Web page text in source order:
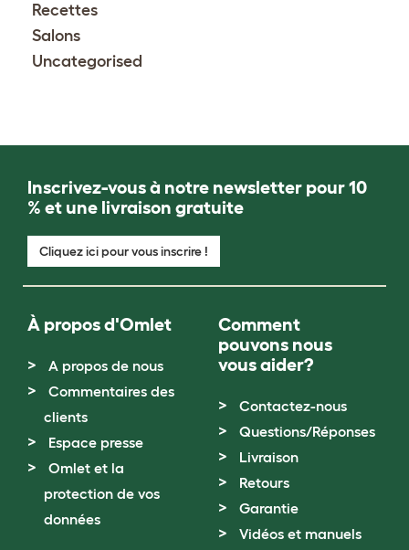
Recettes
Salons
Uncategorised
Inscrivez-vous à notre newsletter pour 10
% et une livraison gratuite
Cliquez ici pour vous inscrire !
À propos d'Omlet
A propos de nous
Commentaires des
clients
Espace presse
Omlet et la
protection de vos
données
Comment
pouvons nous
vous aider?
Contactez-nous
Questions/Réponses
Livraison
Retours
Garantie
Vidéos et manuels